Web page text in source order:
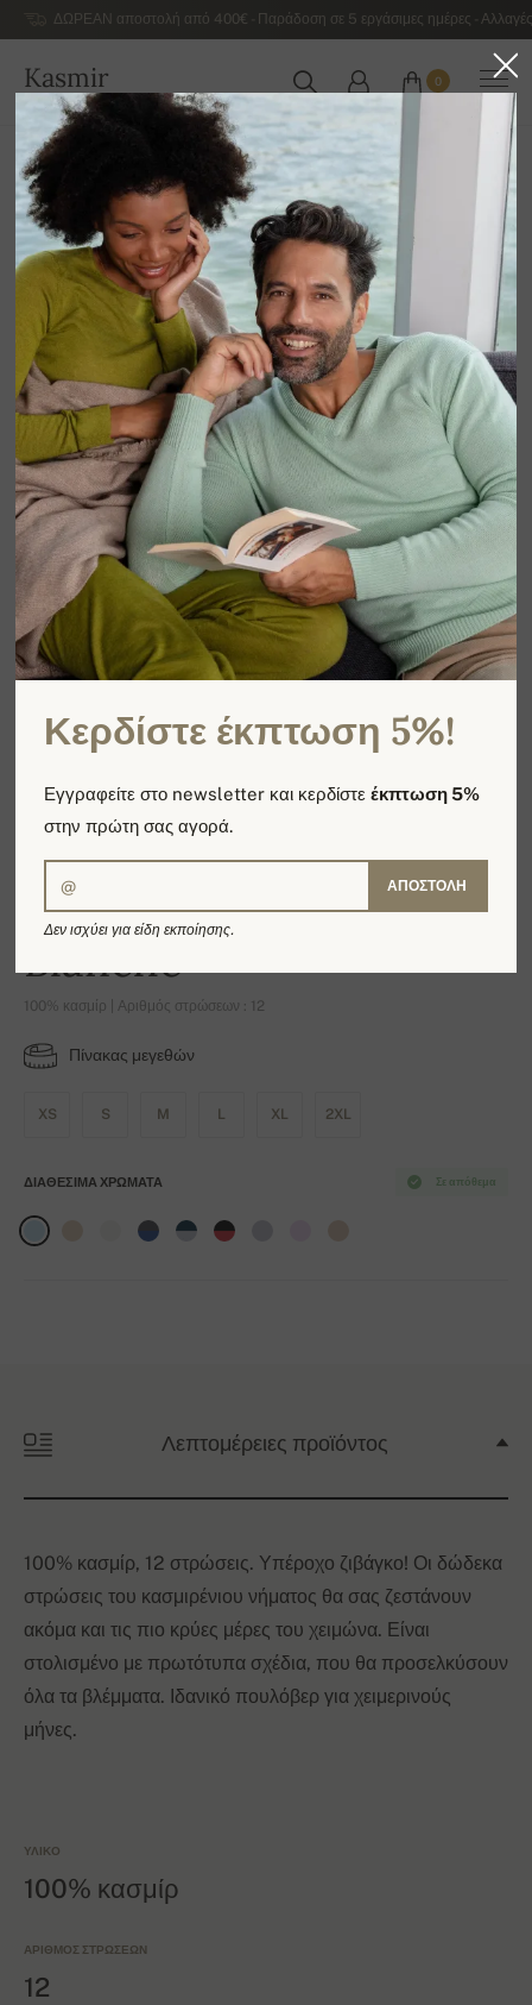
ΔΩΡΕΑΝ αποστολή από 400€ - Παράδοση σε 5 εργάσιμες ημέρες -
Kasmir
ΕΛΛΆΔΑ
0
Αρχική
Γυναικεία κασμιρένια πουλόβερ πολυτελείας
Γυναικεία κασμιρένια ζιβάγκο
Blanche
100% κασμίρ | Αριθμός στρώσεων : 12
Πίνακας μεγεθών
XS S M L XL 2XL
Σε απόθεμα
ΔΙΑΘΈΣΙΜΑ ΧΡΏΜΑΤΑ
Λεπτομέρειες προϊόντος
100% κασμίρ, 12 στρώσεις. Υπέροχο ζιβάγκο! Οι δώδεκα
στρώσεις του κασμιρένιου νήματος θα σας ζεστάνουν
ακόμα και τις πιο κρύες μέρες του χειμώνα. Είναι
στολισμένο με πρωτότυπα σχέδια, που θα προσελκύσουν
όλα τα βλέμματα. Ιδανικό πουλόβερ για χειμερινούς
μήνες.
ΥΛΙΚΌ
100% κασμίρ
ΑΡΙΘΜΌΣ ΣΤΡΏΣΕΩΝ
12
Κερδίστε έκπτωση 5%!
Εγγραφείτε στο newsletter και κερδίστεέκπτωση 5%
στην πρώτη σας αγορά.
ΑΠΟΣΤΟΛΉ
Δεν ισχύει για είδη εκποίησης.